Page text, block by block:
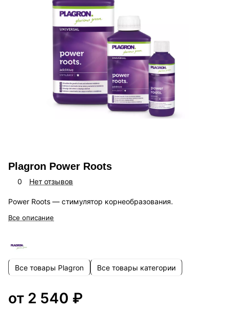
Plagron Power Roots
0 Нет отзывов
Power Roots — стимулятор корнеобразования.
Все описание
Все товары Plagron Все товары категории
от 2 540 ₽